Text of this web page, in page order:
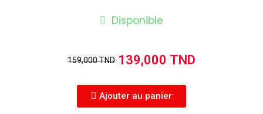
Disponible
159,000 TND 139,000 TND
Ajouter au panier